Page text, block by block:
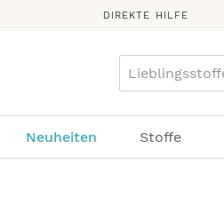
DIREKTE HILFE
Suche
Neuheiten Stoffe